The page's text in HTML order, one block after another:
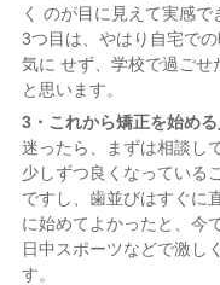
く のが目に見えて実感で
3つ目は、やはり自宅で
気に せず、学校で過ごせ
と思います。
3・これから矯正を始め
迷ったら、まずは相談し
少しずつ良くなっている
ですし、歯並びはすぐに
に始めてよかったと、今
日中スポーツなどで激し
す。